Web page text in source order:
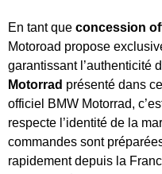
En tant que concession
Motoroad propose
garantissant l’authenticité
Motorrad présenté dans
officiel BMW Motorrad,
respecte l’identité de la
commandes sont
rapidement depuis la